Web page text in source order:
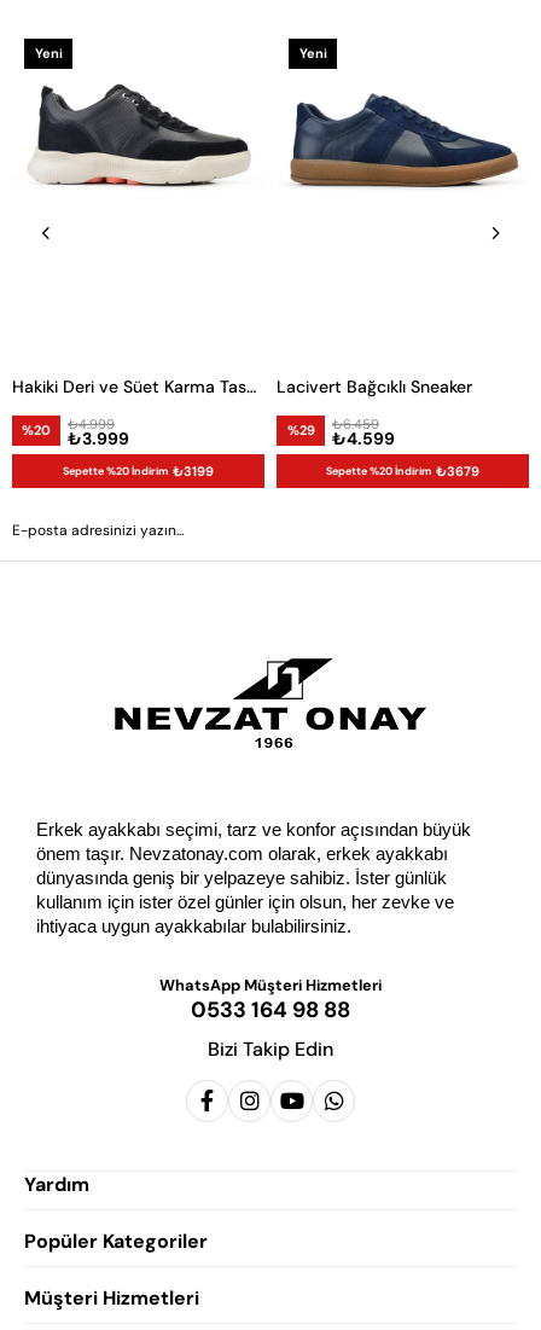
Hakiki Deri ve Süet Karma Tasarım Erkek Sneaker
%20 ₺3.999
₺4.999
Yeni
Ürün
Sepette %20 İndirim ₺3199
Lacivert Bağcıklı Sneaker
%29 ₺4.599
₺6.459
Yeni
Sepette %20 İndirim ₺3679
Erkek ayakkabı seçimi, tarz ve konfor açısından büyük
önem taşır. Nevzatonay.com olarak, erkek ayakkabı
dünyasında geniş bir yelpazeye sahibiz. İster günlük
kullanım için ister özel günler için olsun, her zevke ve
ihtiyaca uygun ayakkabılar bulabilirsiniz.
WhatsApp Müşteri Hizmetleri
0533 164 98 88
Bizi Takip Edin
Yardım
Popüler Kategoriler
Erkek Klasik Ayakkabı
Müşteri Hizmetleri